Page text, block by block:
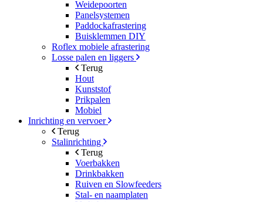
Weidepoorten
Panelsystemen
Paddockafrastering
Buisklemmen DIY
Roflex mobiele afrastering
Losse palen en liggers
Terug
Hout
Kunststof
Prikpalen
Mobiel
Inrichting en vervoer
Terug
Stalinrichting
Terug
Voerbakken
Drinkbakken
Ruiven en Slowfeeders
Stal- en naamplaten